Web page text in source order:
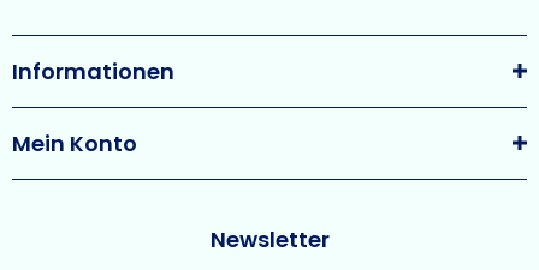
Newsletter
Informationen
Mein Konto